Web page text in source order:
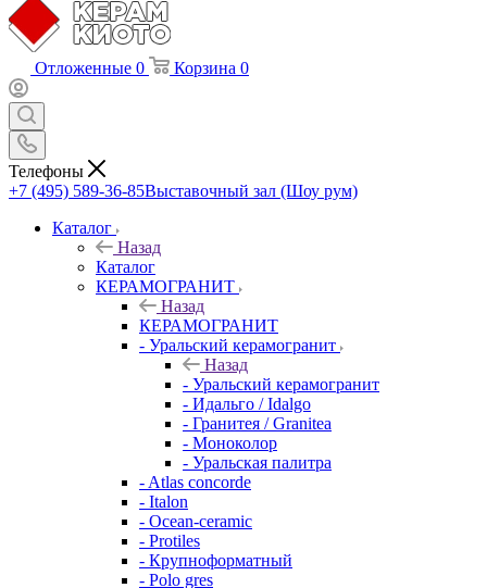
Отложенные 0 Корзина 0
Телефоны
+7 (495) 589-36-85Выставочный зал (Шоу рум)
Каталог
Назад
Каталог
КЕРАМОГРАНИТ
Назад
КЕРАМОГРАНИТ
- Уральский керамогранит
Назад
- Уральский керамогранит
- Идальго / Idalgo
- Гранитея / Granitea
- Моноколор
- Уральская палитра
- Atlas concorde
- Italon
- Ocean-ceramic
- Protiles
- Крупноформатный
- Polo gres